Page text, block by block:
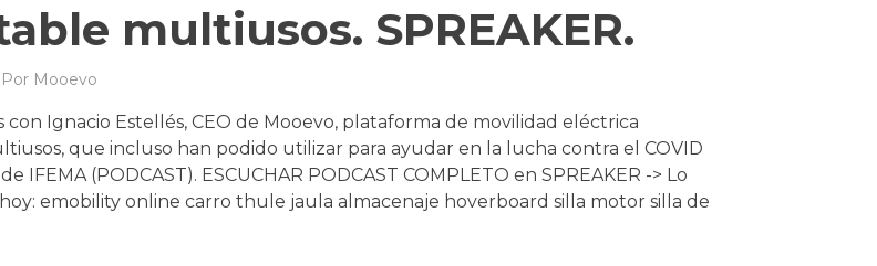
multiusos. SPREAKER.
Por Mooevo
con Ignacio Estellés, CEO de Mooevo, plataforma de movilidad eléctrica
que incluso han podido utilizar para ayudar en la lucha contra el COVID
IFEMA (PODCAST). ESCUCHAR PODCAST COMPLETO en SPREAKER -> Lo
emobility online carro thule jaula almacenaje hoverboard silla motor silla de